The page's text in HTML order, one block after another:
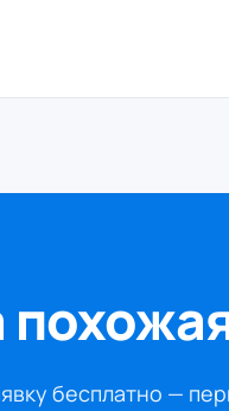
бесплатно —